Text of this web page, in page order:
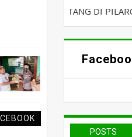
DATANG DI
POSTS